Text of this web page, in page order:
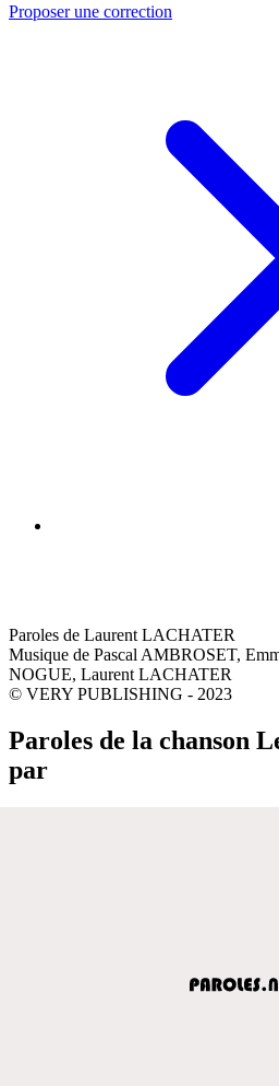
Proposer une correction
Paroles de Laurent LACHATER
Musique de Pascal AMBROSET,
NOGUE, Laurent LACHATER
© VERY PUBLISHING - 2023
Paroles de la chanson
par